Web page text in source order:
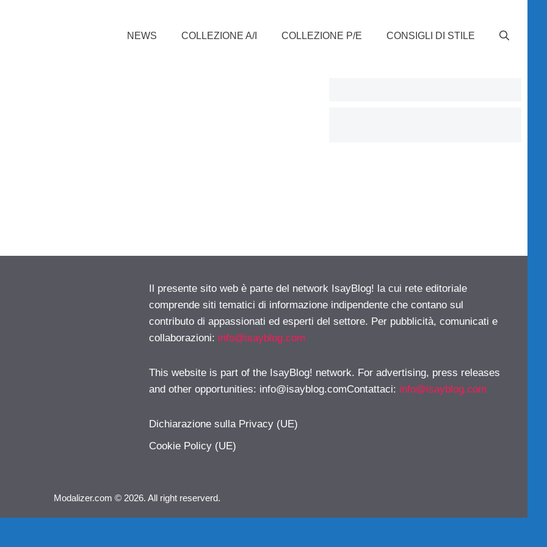
NEWS COLLEZIONE A/I COLLEZIONE P/E CONSIGLI DI STILE
Il presente sito web è parte del network IsayBlog! la cui rete editoriale
comprende siti tematici di informazione indipendente che contano sul
contributo di appassionati ed esperti del settore. Per pubblicità, comunicati e
collaborazioni: info@isayblog.com
This website is part of the IsayBlog! network. For advertising, press releases
and other opportunities: info@isayblog.comContattaci: info@isayblog.com
Dichiarazione sulla Privacy (UE)
Cookie Policy (UE)
Modalizer.com © 2026. All right reserverd.